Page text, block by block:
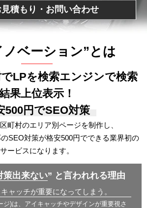
積もり・お問い合わせ
ノベーション”とは
LPを検索エンジンで検索
果上位表示！
500円でSEO対策
町村のエリア別ページを制作し、
SEO対策が格安500円でできる業界初の
サービスになります。
策出来ない” と言われれる理由
ャッチが重要になってしまう。
ジ)は、アイキャッチやデザインが重要視さ